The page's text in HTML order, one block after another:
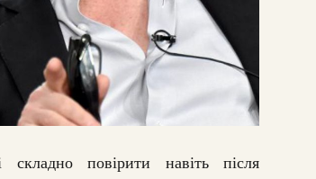
складно повірити навіть після